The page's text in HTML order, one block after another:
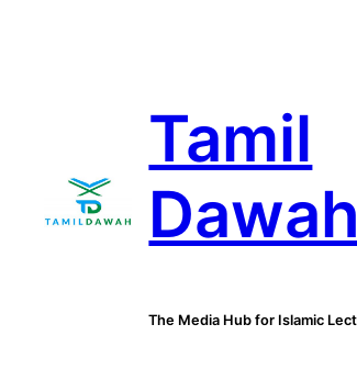
Tamil
Dawah
The Media Hub for Islamic